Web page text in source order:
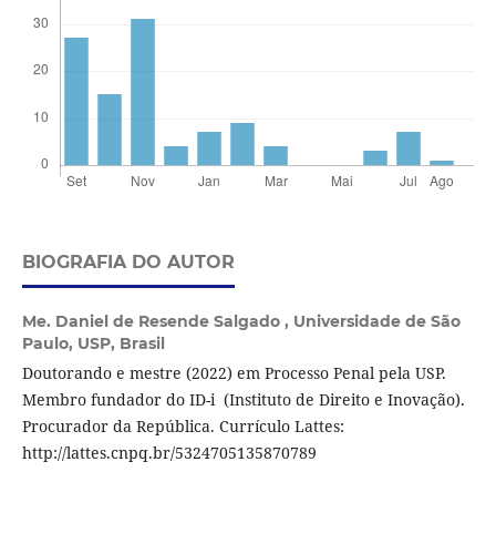
BIOGRAFIA DO AUTOR
Me. Daniel de Resende Salgado , Universidade de São
Paulo, USP, Brasil
Doutorando e mestre (2022) em Processo Penal pela USP.
Membro fundador do ID-i (Instituto de Direito e Inovação).
Procurador da República. Currículo Lattes:
http://lattes.cnpq.br/5324705135870789